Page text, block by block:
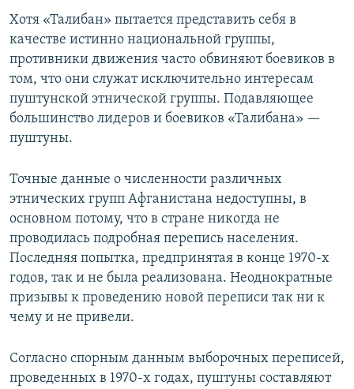
Хотя «Талибан» пытается представить себя в
качестве истинно национальной группы,
противники движения часто обвиняют боевиков в
том, что они служат исключительно интересам
пуштунской этнической группы. Подавляющее
большинство лидеров и боевиков «Талибана» —
пуштуны.
Точные данные о численности различных
этнических групп Афганистана недоступны, в
основном потому, что в стране никогда не
проводилась подробная перепись населения.
Последняя попытка, предпринятая в конце 1970-х
годов, так и не была реализована. Неоднократные
призывы к проведению новой переписи так ни к
чему и не привели.
Согласно спорным данным выборочных переписей,
проведенных в 1970-х годах, пуштуны составляют